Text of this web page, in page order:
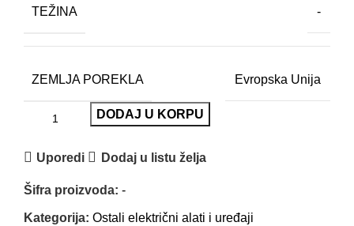
TEŽINA -
ZEMLJA POREKLA Evropska Unija
DODAJ U KORPU
Uporedi Dodaj u listu želja
Šifra proizvoda: -
Kategorija: Ostali električni alati i uređaji